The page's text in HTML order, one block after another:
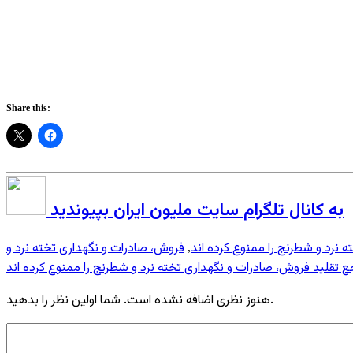
Share this:
به کانال تلگرام سایت ملیون ایران بپیوندید
نرد و شطرنج را ممنوع کرده اند, فروش، صادرات و نگهداری تخته نرد و
تقلید فروش، صادرات و نگهداری تخته نرد و شطرنج را ممنوع کرده اند
هنوز نظری اضافه نشده است. شما اولین نظر را بدهید.